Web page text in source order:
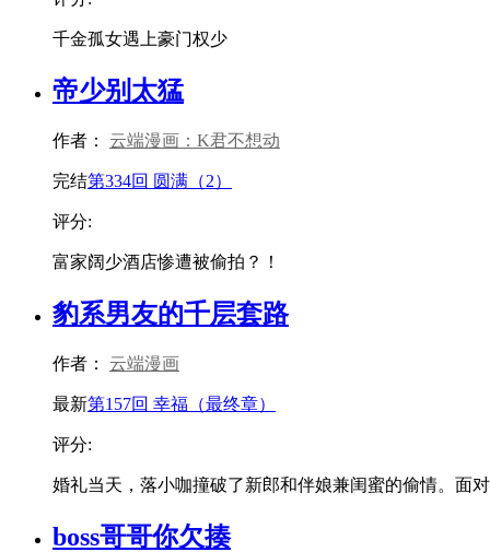
千金孤女遇上豪门权少
帝少别太猛
作者： 云端漫画：K君不想动
完结第334回 圆满（2）
评分:
富家阔少酒店惨遭被偷拍？！
豹系男友的千层套路
作者： 云端漫画
最新第157回 幸福（最终章）
评分:
婚礼当天，落小咖撞破了新郎和伴娘兼闺蜜的偷情。面
boss哥哥你欠揍